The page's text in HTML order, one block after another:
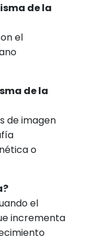
de la
el
de la
de imagen
o
el
incrementa